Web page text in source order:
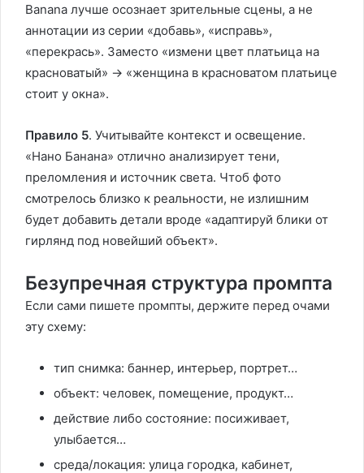
Banana лучше осознает зрительные сцены, а не
аннотации из серии «добавь», «исправь»,
«перекрась». Заместо «измени цвет платьица на
красноватый» → «женщина в красноватом платьице
стоит у окна».
Правило 5. Учитывайте контекст и освещение.
«Нано Банана» отлично анализирует тени,
преломления и источник света. Чтоб фото
смотрелось близко к реальности, не излишним
будет добавить детали вроде «адаптируй блики от
гирлянд под новейший объект».
Безупречная структура промпта
Если сами пишете промпты, держите перед очами
эту схему:
тип снимка: баннер, интерьер, портрет…
объект: человек, помещение, продукт…
действие либо состояние: посиживает,
улыбается…
среда/локация: улица городка, кабинет,